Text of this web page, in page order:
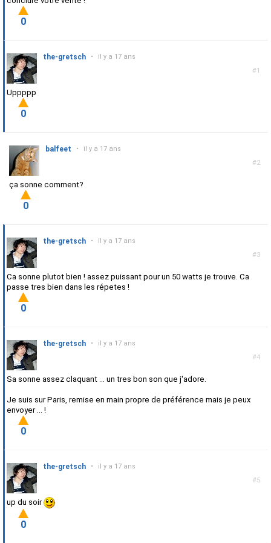
0
#1
the-gretsch • il y a 17 ans
Uppppp
0
#2
balfeet • il y a 17 ans
ça sonne comment?
0
#3
the-gretsch • il y a 17 ans
Ca sonne plutot bien ! assez puissant pour un 50 watts je trouve. Ca
passe tres bien dans les répetes !
0
#4
the-gretsch • il y a 17 ans
Sa sonne assez claquant ... un tres bon son que j'adore.
Je suis sur Paris, remise en main propre de préférence mais je peux
envoyer ... !
0
#5
the-gretsch • il y a 17 ans
up du soir
0